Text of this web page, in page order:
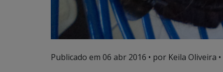
Publicado em 06 abr 2016 • por Keila Oliveira •